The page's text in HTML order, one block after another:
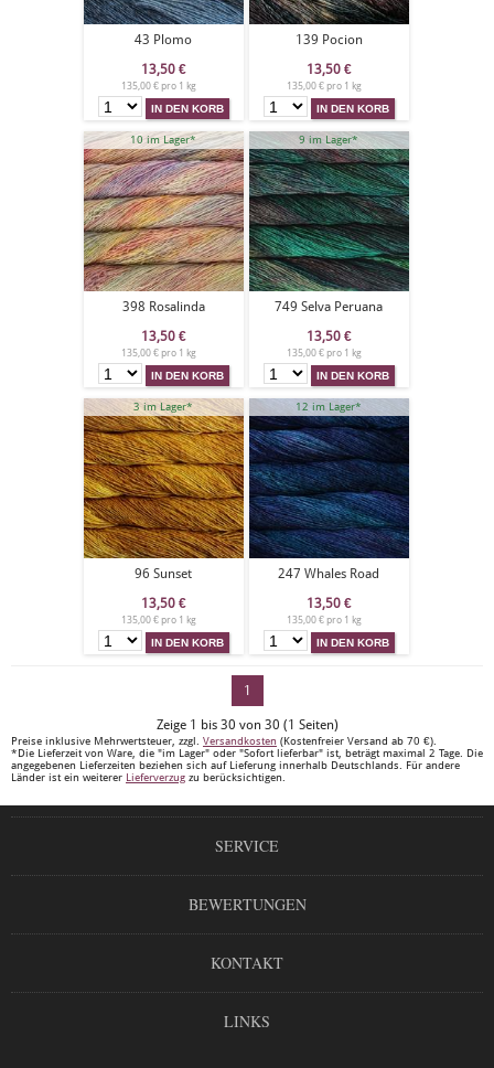
43 Plomo
13,50 €
135,00 € pro 1 kg
139 Pocion
13,50 €
135,00 € pro 1 kg
10 im Lager*
398 Rosalinda
13,50 €
135,00 € pro 1 kg
9 im Lager*
749 Selva Peruana
13,50 €
135,00 € pro 1 kg
3 im Lager*
96 Sunset
13,50 €
135,00 € pro 1 kg
12 im Lager*
247 Whales Road
13,50 €
135,00 € pro 1 kg
1
Zeige 1 bis 30 von 30 (1 Seiten)
Preise inklusive Mehrwertsteuer, zzgl. Versandkosten (Kostenfreier Versand ab 70 €).
*Die Lieferzeit von Ware, die "im Lager" oder "Sofort lieferbar" ist, beträgt maximal 2 Tage. Die
angegebenen Lieferzeiten beziehen sich auf Lieferung innerhalb Deutschlands. Für andere
Länder ist ein weiterer Lieferverzug zu berücksichtigen.
SERVICE
BEWERTUNGEN
KONTAKT
LINKS